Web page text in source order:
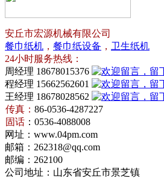
安丘市宏源机械有限公司
餐巾纸机 ， 餐巾纸设备 ， 卫生纸机
24小时服务热线：
周经理 18678015376
程经理 15662562601
王经理 18678028562
卫
生
纸
机
传真： 86-0536-4287227
餐
巾
纸
设
固话 ：0536-4088008
网址：www.04pm.com
邮箱：262318@qq.com
邮编：262100
公司地址：山东省安丘市景芝镇